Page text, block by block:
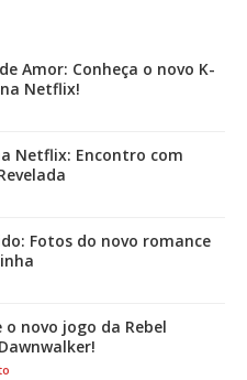
Amor: Conheça o novo K-
Netflix!
Netflix: Encontro com
Fotos do novo romance
o novo jogo da Rebel